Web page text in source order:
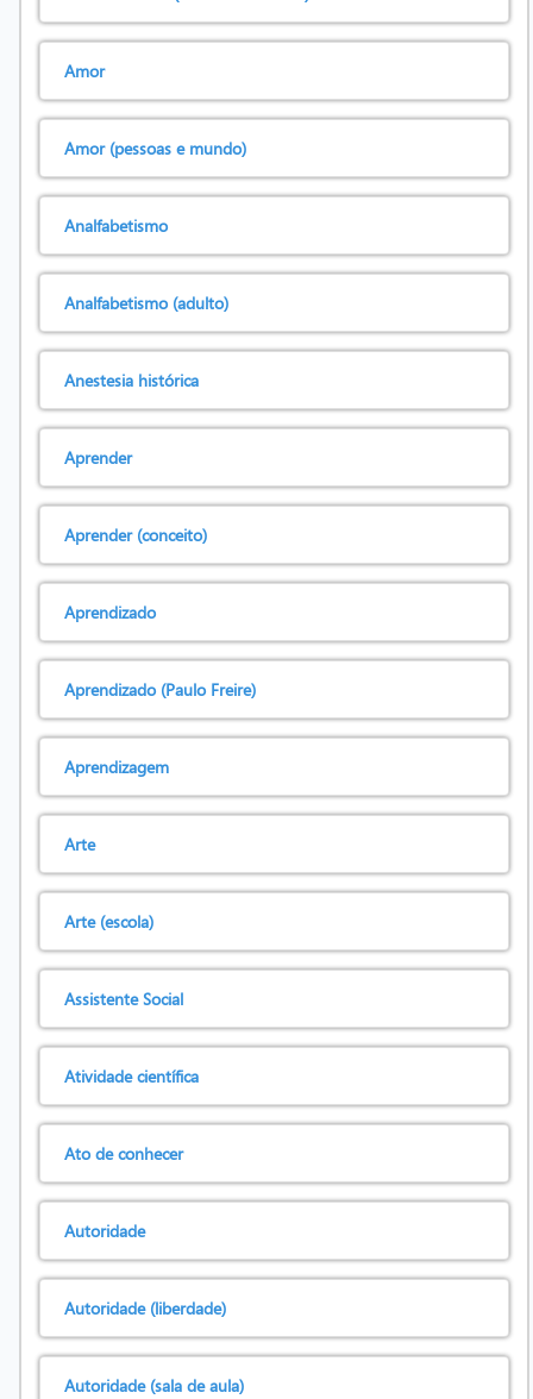
Amor
Amor (pessoas e mundo)
Analfabetismo
Analfabetismo (adulto)
Anestesia histórica
Aprender
Aprender (conceito)
Aprendizado
Aprendizado (Paulo Freire)
Aprendizagem
Arte
Arte (escola)
Assistente Social
Atividade científica
Ato de conhecer
Autoridade
Autoridade (liberdade)
Autoridade (sala de aula)